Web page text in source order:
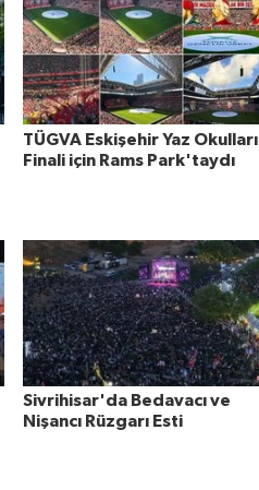
TÜGVA Eskişehir Yaz Okulları
Finali için Rams Park'taydı
Sivrihisar'da Bedavacı ve
Nişancı Rüzgarı Esti